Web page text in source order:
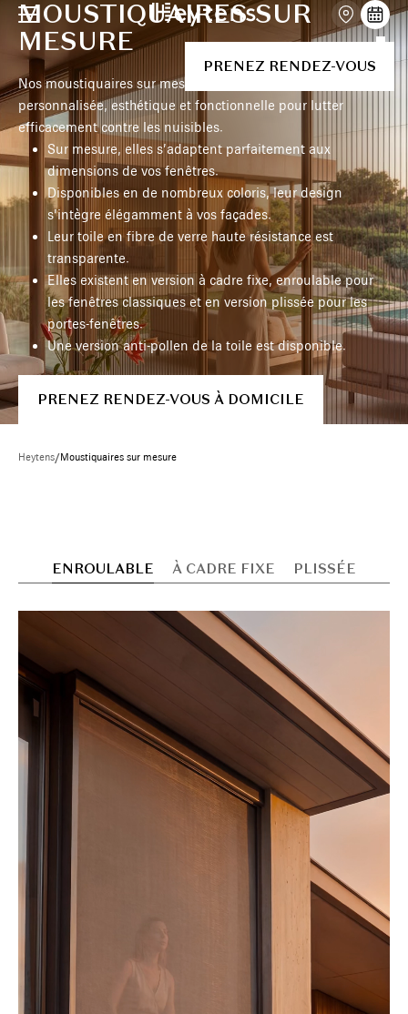
PRENEZ RENDEZ-VOUS
MOUSTIQUAIRES SUR
MESURE
Nos moustiquaires sur mesure offrent une solution
personnalisée, esthétique et fonctionnelle pour lutter
efficacement contre les nuisibles.
Sur mesure, elles s’adaptent parfaitement aux
dimensions de vos fenêtres.
Disponibles en de nombreux coloris, leur design
s’intègre élégamment à vos façades.
Leur toile en fibre de verre haute résistance est
transparente.
Elles existent en version à cadre fixe, enroulable pour
les fenêtres classiques et en version plissée pour les
portes-fenêtres.
Une version anti-pollen de la toile est disponible.
PRENEZ RENDEZ-VOUS À DOMICILE
Heytens/Moustiquaires sur mesure
ENROULABLE À CADRE FIXE PLISSÉE